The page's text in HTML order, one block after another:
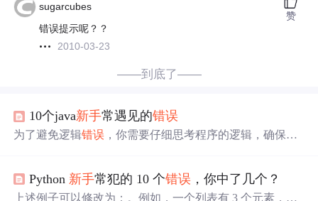
sugarcubes
错误提示呢？？
2010-03-23
赞
——到底了——
10个java新手常遇见的错误
为了避免逻辑错误 ，你需要仔细思考程序的逻辑，确保每
的异常，确保程序在出现错误时能够优雅地退出或者恢复
到一个安全的状态。为了避免这种错误，你需要确保方法
Python 新手常犯的 10 个错误 ，你中了几个？
上述例子可以修改为：​。例如，一个列表有 3 个元素，其